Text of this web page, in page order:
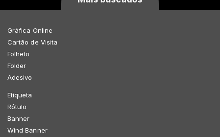
Gráfica Online
Cartão de Visita
Folheto
Folder
Adesivo
Etiqueta
Rótulo
Banner
Wind Banner